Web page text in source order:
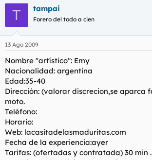
T tampai
Forero del todo a cien
13 Ago 2009
Nombre "artístico": Emy
Nacionalidad: argentina
Edad:35-40
Dirección: (valorar discrecion,se aparca
moto.
Teléfono:
Horario:
Web: lacasitadelasmaduritas.com
Fecha de la experiencia:ayer
Tarifas: (ofertadas y contratada) 30 min